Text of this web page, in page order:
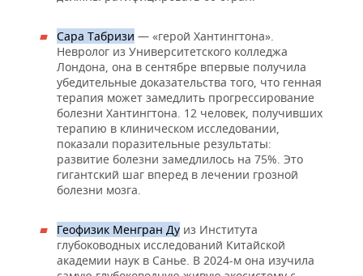
Сара Табризи — «герой Хантингтона».
Невролог из Университетского колледжа
Лондона, она в сентябре впервые получила
убедительные доказательства того, что генная
терапия может замедлить прогрессирование
болезни Хантингтона. 12 человек, получивших
терапию в клиническом исследовании,
показали поразительные результаты:
развитие болезни замедлилось на 75%. Это
гигантский шаг вперед в лечении грозной
болезни мозга.
Геофизик Менгран Ду из Института
глубоководных исследований Китайской
академии наук в Санье. В 2024-м она изучила